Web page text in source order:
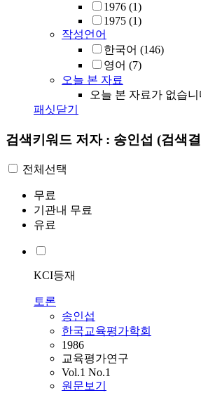
1976 (1)
1975 (1)
작성언어
한국어 (146)
영어 (7)
오늘 본 자료
오늘 본 자료가 없습니
패싯닫기
검색키워드 저자 : 송인섭 (검색
전체선택
무료
기관내 무료
유료
KCI등재
토론
송인섭
한국교육평가학회
1986
교육평가연구
Vol.1 No.1
원문보기